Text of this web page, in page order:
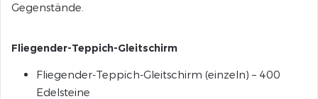
Gegenstände.
Fliegender-Teppich-Gleitschirm
Fliegender-Teppich-Gleitschirm (einzeln) – 400
Edelsteine